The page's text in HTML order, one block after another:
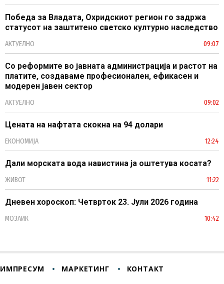
Победа за Владата, Охридскиот регион го задржа
статусот на заштитено светско културно наследство
АКТУЕЛНО 09:07
Со реформите во јавната администрација и растот на
платите, создаваме професионален, ефикасен и
модерен јавен сектор
АКТУЕЛНО 09:02
Цената на нафтата скокна на 94 долари
ЕКОНОМИЈА 12:24
Дали морската вода навистина ја оштетува косата?
ЖИВОТ 11:22
Дневен хороскоп: Четврток 23. Јули 2026 година
МОЗАИК 10:42
ИМПРЕСУМ МАРКЕТИНГ КОНТАКТ